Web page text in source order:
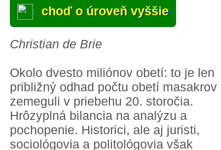
choď o úroveň vyššie
Christian de Brie
Okolo dvesto miliónov obetí: to je len
približný odhad počtu obetí masakrov
zemeguli v priebehu 20. storočia.
Hrôzyplná bilancia na analýzu a
pochopenie. Historici, ale aj juristi,
sociológovia a politológovia však